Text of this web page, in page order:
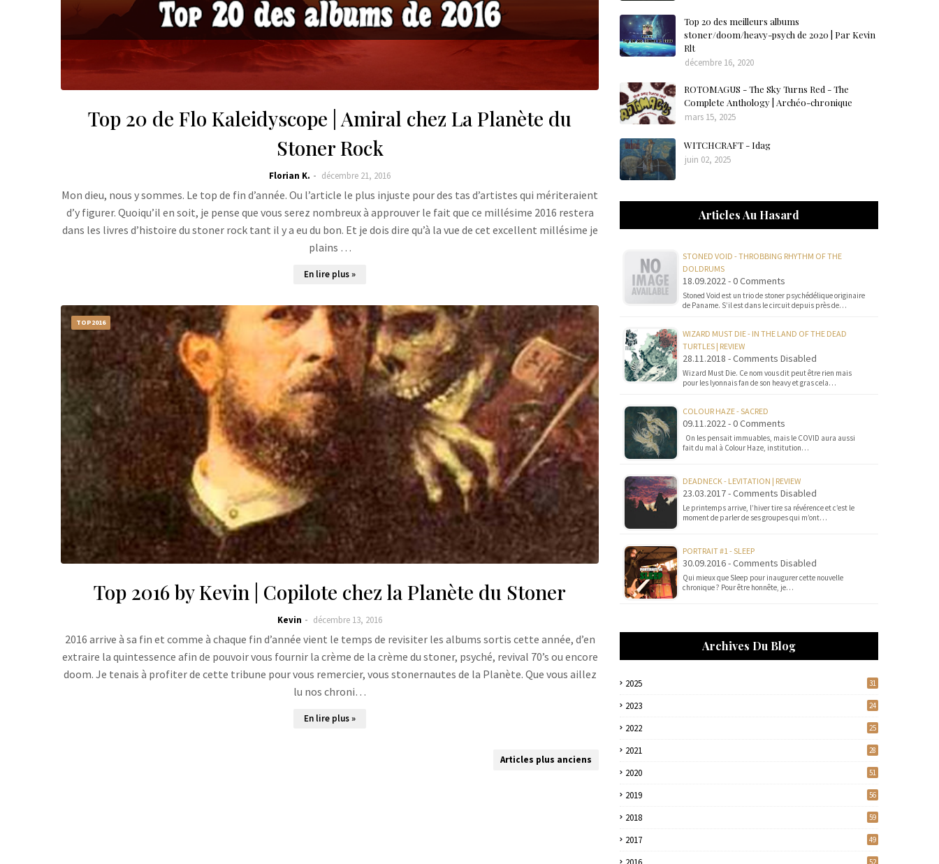
Top 20 de Flo Kaleidyscope | Amiral chez La Planète du
Stoner Rock
Florian K. décembre 21, 2016
Mon dieu, nous y sommes. Le top de fin d’année. Ou l’article le plus injuste pour des tas d’artistes qui mériteraient
d’y figurer. Quoiqu’il en soit, je pense que vous serez nombreux à approuver le fait que ce millésime 2016 restera
dans les livres d’histoire du stoner rock tant il y a eu du bon. Et je dois dire qu’à la vue de cet excellent millésime je
plains …
En lire plus »
TOP2016
Top 2016 by Kevin | Copilote chez la Planète du Stoner
Kevin décembre 13, 2016
2016 arrive à sa fin et comme à chaque fin d’année vient le temps de revisiter les albums sortis cette année, d’en
extraire la quintessence afin de pouvoir vous fournir la crème de la crème du stoner, psyché, revival 70’s ou encore
doom. Je tenais à profiter de cette tribune pour vous remercier, vous stonernautes de la Planète. Que vous aillez
lu nos chroni…
En lire plus »
Articles plus anciens
Top 20 des meilleurs albums
stoner/doom/heavy-psych de 2020 | Par Kevin
Rlt
décembre 16, 2020
ROTOMAGUS - The Sky Turns Red - The
Complete Anthology | Archéo-chronique
mars 15, 2025
WITCHCRAFT - Idag
juin 02, 2025
Articles Au Hasard
STONED VOID - THROBBING RHYTHM OF THE
DOLDRUMS
18.09.2022 - 0 Comments
Stoned Void est un trio de stoner psychédélique originaire
de Paname. S’il est dans le circuit depuis près de…
WIZARD MUST DIE - IN THE LAND OF THE DEAD
TURTLES | REVIEW
28.11.2018 - Comments Disabled
Wizard Must Die. Ce nom vous dit peut être rien mais
pour les lyonnais fan de son heavy et gras cela…
COLOUR HAZE - SACRED
09.11.2022 - 0 Comments
On les pensait immuables, mais le COVID aura aussi
fait du mal à Colour Haze, institution…
DEADNECK - LEVITATION | REVIEW
23.03.2017 - Comments Disabled
Le printemps arrive, l’hiver tire sa révérence et c’est le
moment de parler de ses groupes qui m’ont…
PORTRAIT #1 - SLEEP
30.09.2016 - Comments Disabled
Qui mieux que Sleep pour inaugurer cette nouvelle
chronique ? Pour être honnête, je…
Archives Du Blog
2025 31
2023 24
2022 25
2021 28
2020 51
2019 56
2018 59
2017 49
52